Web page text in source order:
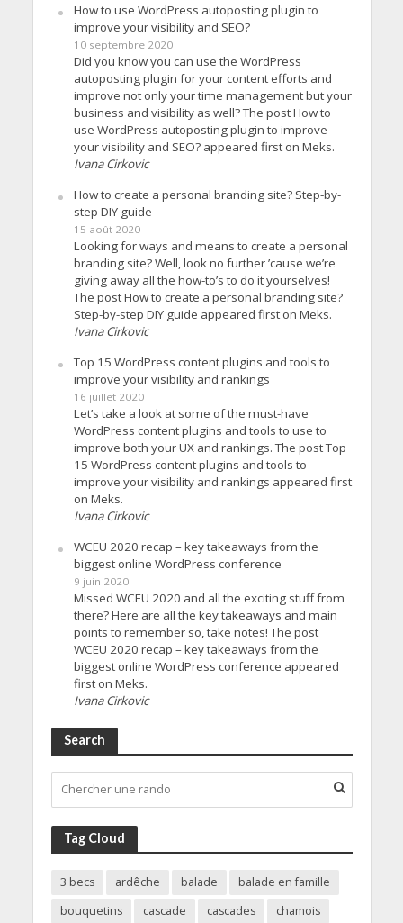
How to use WordPress autoposting plugin to
improve your visibility and SEO?
10 septembre 2020
Did you know you can use the WordPress
autoposting plugin for your content efforts and
improve not only your time management but your
business and visibility as well? The post How to
use WordPress autoposting plugin to improve
your visibility and SEO? appeared first on Meks.
Ivana Cirkovic
How to create a personal branding site? Step-by-
step DIY guide
15 août 2020
Looking for ways and means to create a personal
branding site? Well, look no further ’cause we’re
giving away all the how-to’s to do it yourselves!
The post How to create a personal branding site?
Step-by-step DIY guide appeared first on Meks.
Ivana Cirkovic
Top 15 WordPress content plugins and tools to
improve your visibility and rankings
16 juillet 2020
Let’s take a look at some of the must-have
WordPress content plugins and tools to use to
improve both your UX and rankings. The post Top
15 WordPress content plugins and tools to
improve your visibility and rankings appeared first
on Meks.
Ivana Cirkovic
WCEU 2020 recap – key takeaways from the
biggest online WordPress conference
9 juin 2020
Missed WCEU 2020 and all the exciting stuff from
there? Here are all the key takeaways and main
points to remember so, take notes! The post
WCEU 2020 recap – key takeaways from the
biggest online WordPress conference appeared
first on Meks.
Ivana Cirkovic
Search
Tag Cloud
3 becs ardêche balade
balade en famille
bouquetins
cascade cascades
chamois